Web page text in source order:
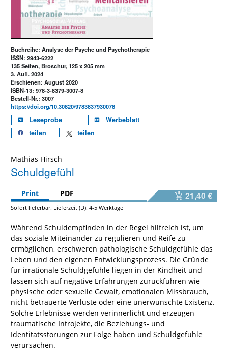
Buchreihe: Analyse der Psyche und Psychotherapie
ISSN: 2943-6222
135 Seiten, Broschur, 125 x 205 mm
3. Aufl. 2024
Erschienen: August 2020
ISBN-13: 978-3-8379-3007-8
Bestell-Nr.: 3007
https://doi.org/10.30820/9783837930078
Leseprobe
Werbeblatt
teilen
teilen
Mathias Hirsch
Schuldgefühl
Print PDF 21,40 €
Sofort lieferbar. Lieferzeit (D): 4-5 Werktage
Während Schuldempfinden in der Regel hilfreich ist, um
das soziale Miteinander zu regulieren und Reife zu
ermöglichen, erschweren pathologische Schuldgefühle das
Leben und den eigenen Entwicklungsprozess. Die Gründe
für irrationale Schuldgefühle liegen in der Kindheit und
lassen sich auf negative Erfahrungen zurückführen wie
physische oder sexuelle Gewalt, emotionalen Missbrauch,
nicht betrauerte Verluste oder eine unerwünschte Existenz.
Solche Erlebnisse werden verinnerlicht und erzeugen
traumatische Introjekte, die Beziehungs- und
Identitätsstörungen zur Folge haben und Schuldgefühle
verursachen.